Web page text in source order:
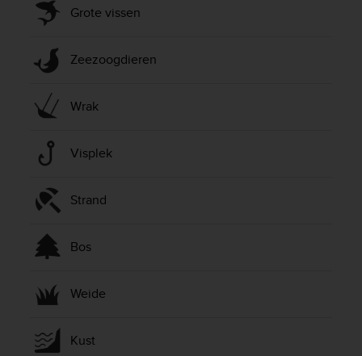
Grote vissen
Zeezoogdieren
Wrak
Visplek
Strand
Bos
Weide
Kust